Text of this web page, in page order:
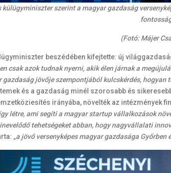
szerint a magyar gazdaság
(Fotó: Májer
beszédében kifejtette: új
csak azok tudnak nyerni, akik élen járnak a
gazdaság jövője szempontjából kulcskérdés,
és a gazdaság minél szorosabb és
irányába, növelték az
létre, ami segíti a magyar startup vállalkozások
tehetségeket abban, hogy nagyvállalati
„a jövő versenyképes magyar gazdasága